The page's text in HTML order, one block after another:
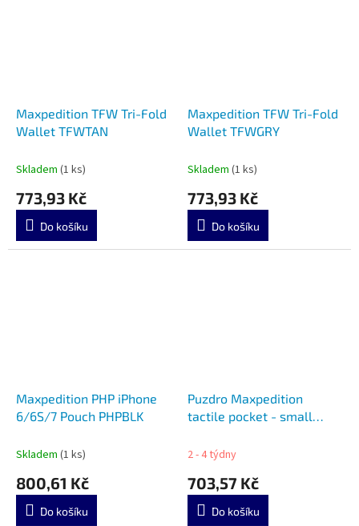
Maxpedition TFW Tri-Fold
Wallet TFWTAN
Skladem (1 ks)
773,93 Kč
Do košíku
Maxpedition TFW Tri-Fold
Wallet TFWGRY
Skladem (1 ks)
773,93 Kč
Do košíku
Maxpedition PHP iPhone
6/6S/7 Pouch PHPBLK
Skladem (1 ks)
800,61 Kč
Do košíku
Puzdro Maxpedition
tactile pocket - small
2 - 4 týdny
703,57 Kč
Do košíku